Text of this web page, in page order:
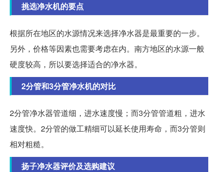
挑选净水机的要点
根据所在地区的水源情况来选择净水器是最重要的一步。
另外，价格等因素也需要考虑在内。南方地区的水源一般
硬度较高，所以要选择适合的净水器。
2分管和3分管净水机的对比
2分管净水器管道细，进水速度慢；而3分管管道粗，进水
速度快。2分管的做工精细可以延长使用寿命，而3分管则
相对粗糙。
扬子净水器评价及选购建议